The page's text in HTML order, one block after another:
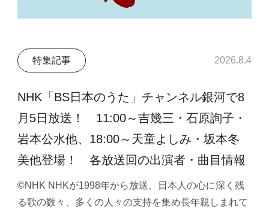
特集記事 2026.8.4
NHK「BS日本のうた」チャンネル銀河で8
月5日放送！ 11:00～吉幾三・石原詢子・
岩本公水他、18:00～天童よしみ・坂本冬
美他登場！ 各放送回の出演者・曲目情報
©NHK NHKが1998年から放送、日本人の心に深く残
る歌の数々、多くの人々の支持を集め長年親しまれて